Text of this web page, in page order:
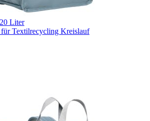
Liter
Textilrecycling Kreislauf